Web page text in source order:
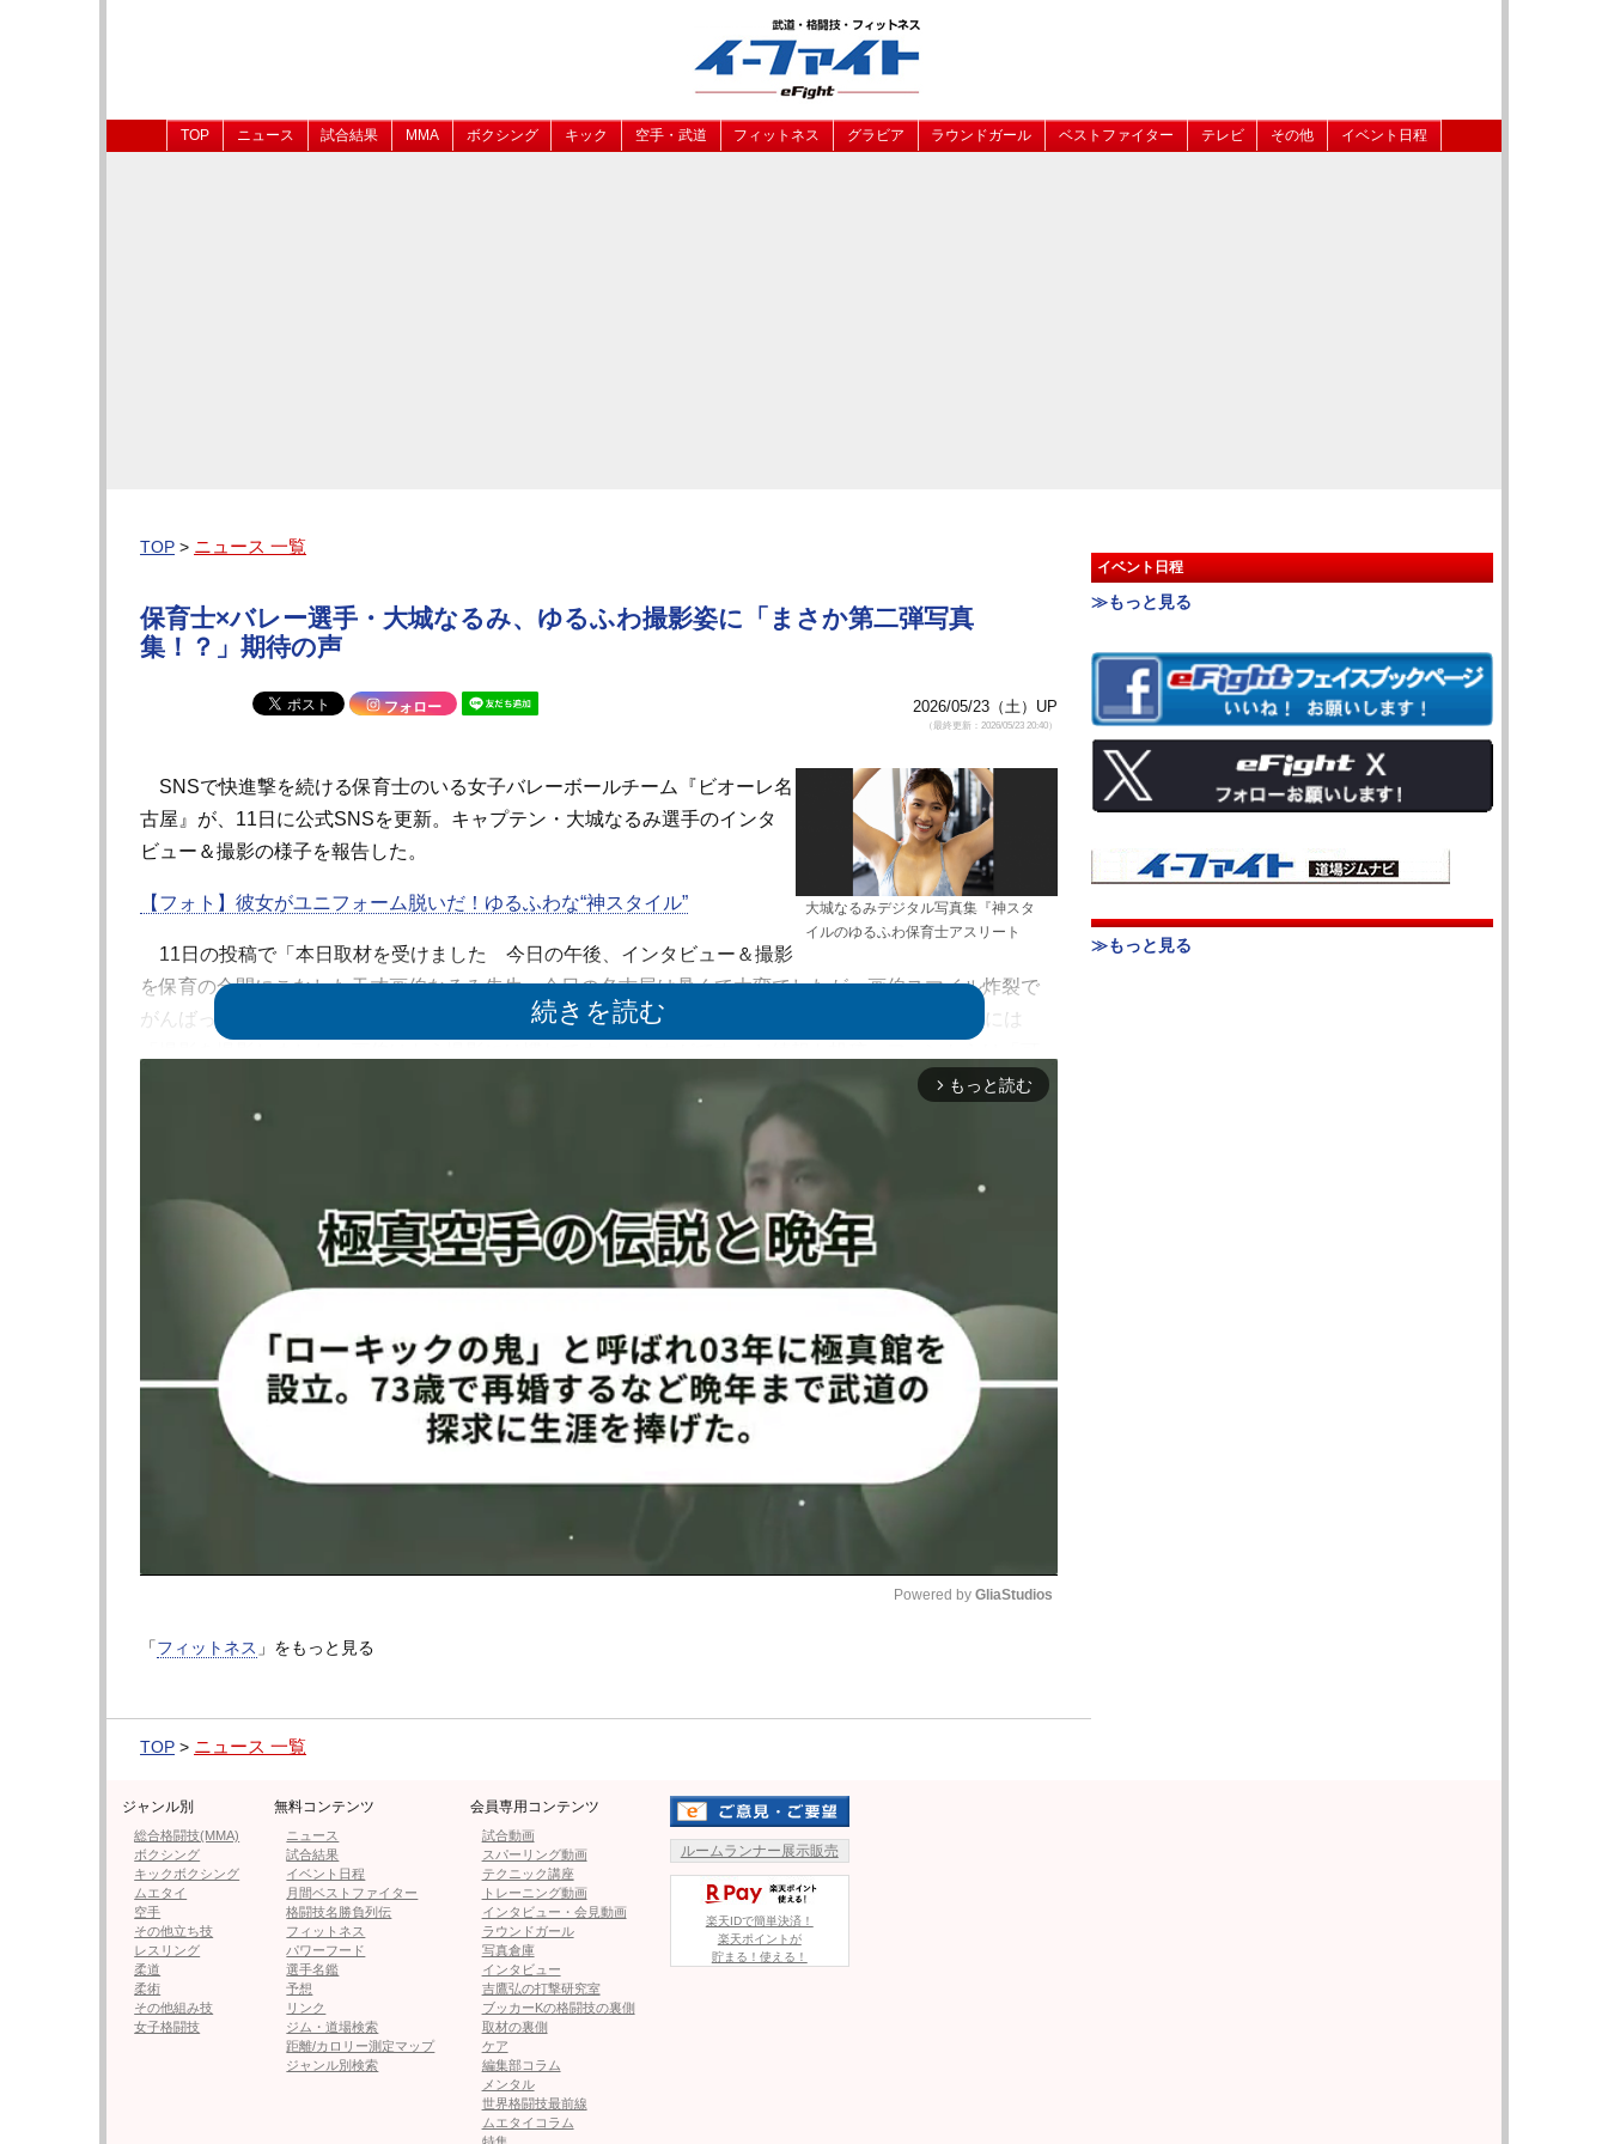
TOP ニュース 試合結果 MMA ボクシング キック 空手・武道 フィットネス グラビア ラウンドガール ベストファイター テレビ その他 イベント日程
TOP > ニュース 一覧
保育士×バレー選手・大城なるみ、ゆるふわ撮影姿に「まさか第二弾写真
集！？」期待の声
フォロー 2026/05/23（土）UP
（最終更新：2026/05/23 20:40）
大城なるみデジタル写真集『神スタ
イルのゆるふわ保育士アスリート
SNSで快進撃を続ける保育士のいる女子バレーボールチーム『ビオーレ名
古屋』が、11日に公式SNSを更新。キャプテン・大城なるみ選手のインタ
ビュー＆撮影の様子を報告した。
【フォト】彼女がユニフォーム脱いだ！ゆるふわな“神スタイル”
11日の投稿で「本日取材を受けました 今日の午後、インタビュー＆撮影
を保育の合間にこなした天才画伯なるみ先生 今日の名古屋は暑くて大変でしたが 画伯スマイル炸裂で
がんばってくれました！ 詳細はまた後日アナウンスいたします お楽しみに！」と綴った。13日には
愛すぎます」「癒されます」「また写真集出ないかなー」「まさか第二弾写真集！？」などの声が寄せら
れており、第二弾グラビア写真集への期待が高まっている。
『ビオーレ名古屋』は、愛知県名古屋市の保育士法人が運営する実業団バレーボールチーム。2022年4月
のチーム発足からわずか3年で、Instagramのフォロワー数が女子バレー界でプロ・アマ問わず日本一となる
など、SNSを中心にファン層を拡大した。
その人気の原動力となっているのが、チームキャプテンを務める大城選手だ。天然キャラと抜群のスタ
イルで注目を集め、個人アカウントのフォロワー数もチーム内トップ。昨年夏にはデジタル写真集『神ス
タイルのゆるふわ保育士アスリート』を「週プレ グラジャパ！」ほか主要電子書店にて発売しており、新
たな取材・撮影への期待が高まっている。
▶︎次のページは【フォト】彼女がユニフォーム脱いだ！ゆるふわな“神スタイル”
1 2
≪ 前のページへ
●編集部オススメ
・風吹ケイ、初優勝で大粒の涙が流れる！ムッチリな体に鍛えた”割れた腹筋”も話題
・ギャルモデル・ダンサーはらちゃん、バキバキ美腹筋に「めちゃ綺麗」ファン絶賛！作り方
も実演
・“特撮ヒロイン”ラウンドガール、極小な布面積で1回転ハイキック！「キック、めっちゃ高く
てビックリ」
arrow_forward_ios もっと読む
Powered by GliaStudios
「フィットネス 」をもっと見る
TOP > ニュース 一覧
イベント日程
≫もっと見る
≫もっと見る
ジャンル別
総合格闘技(MMA)
ボクシング
キックボクシング
ムエタイ
空手
その他立ち技
レスリング
柔道
柔術
その他組み技
女子格闘技
無料コンテンツ
ニュース
試合結果
イベント日程
月間ベストファイター
格闘技名勝負列伝
フィットネス
パワーフード
選手名鑑
予想
リンク
ジム・道場検索
距離/カロリー測定マップ
ジャンル別検索
会員専用コンテンツ
試合動画
スパーリング動画
テクニック講座
トレーニング動画
インタビュー・会見動画
ラウンドガール
写真倉庫
インタビュー
吉鷹弘の打撃研究室
ブッカーKの格闘技の裏側
取材の裏側
ケア
編集部コラム
メンタル
世界格闘技最前線
ムエタイコラム
ルームランナー展示販売
楽天IDで簡単決済！
楽天ポイントが
貯まる！使える！